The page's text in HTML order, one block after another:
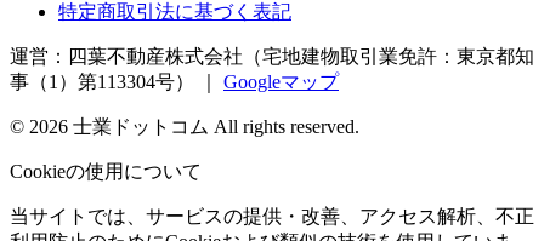
特定商取引法に基づく表記
運営：四葉不動産株式会社（宅地建物取引業免許：東京都知
事（1）第113304号）
Googleマップ
© 2026 士業ドットコム All rights reserved.
Cookieの使用について
当サイトでは、サービスの提供・改善、アクセス解析、不正